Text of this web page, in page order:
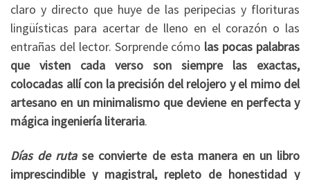
claro y directo que huye de las peripecias y florituras
lingüísticas para acertar de lleno en el corazón o las
entrañas del lector. Sorprende cómo las pocas palabras
que visten cada verso son siempre las exactas,
colocadas allí con la precisión del relojero y el mimo del
artesano en un minimalismo que deviene en perfecta y
mágica ingeniería literaria.
Días de rutase convierte de esta manera en un libro
imprescindible y magistral, repleto de honestidad y